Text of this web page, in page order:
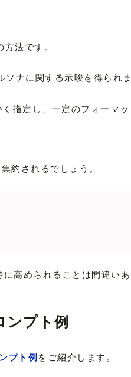
法です。
ナに関する示唆を得られま
指定し、一定のフォーマ
約されるでしょう。
高められることは間違いあ
ンプト例
プト例をご紹介します。